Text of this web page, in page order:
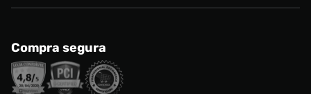
Compra segura